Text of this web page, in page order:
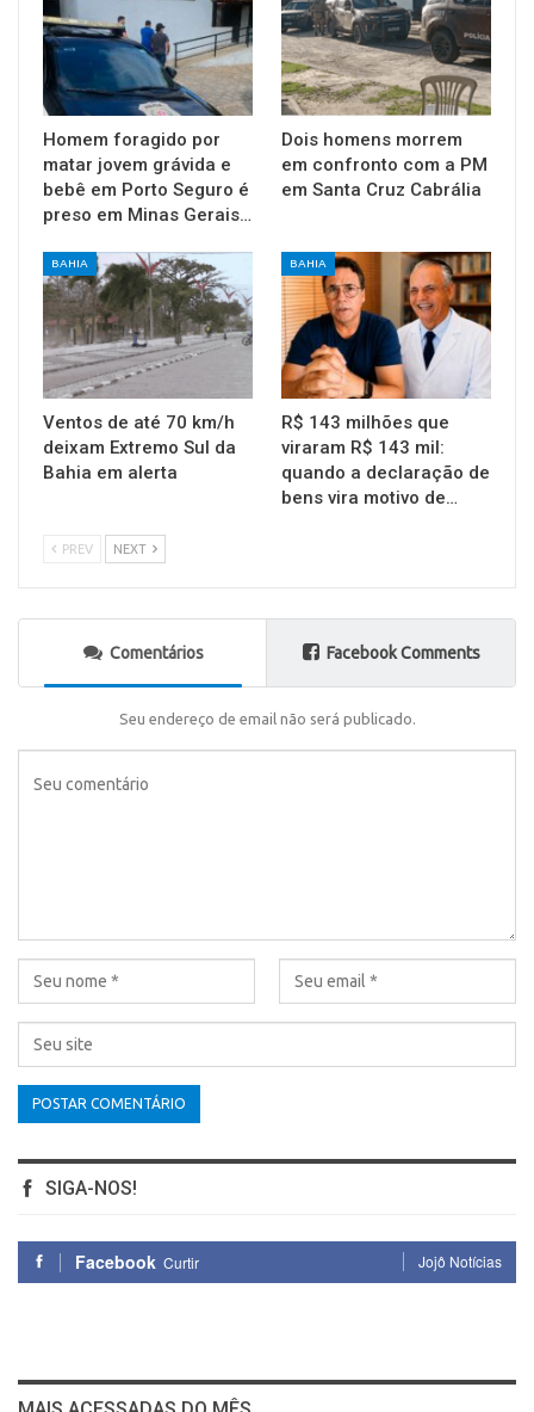
Homem foragido por
matar jovem grávida e
bebê em Porto Seguro é
preso em Minas Gerais…
Dois homens morrem
em confronto com a PM
em Santa Cruz Cabrália
BAHIA
Ventos de até 70 km/h
deixam Extremo Sul da
Bahia em alerta
BAHIA
R$ 143 milhões que
viraram R$ 143 mil:
quando a declaração de
bens vira motivo de…
PREV NEXT
Comentários Facebook Comments
Seu endereço de email não será publicado.
SIGA-NOS!
Facebook Curtir Jojô Notícias